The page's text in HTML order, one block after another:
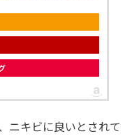
ニキビに良いとされて